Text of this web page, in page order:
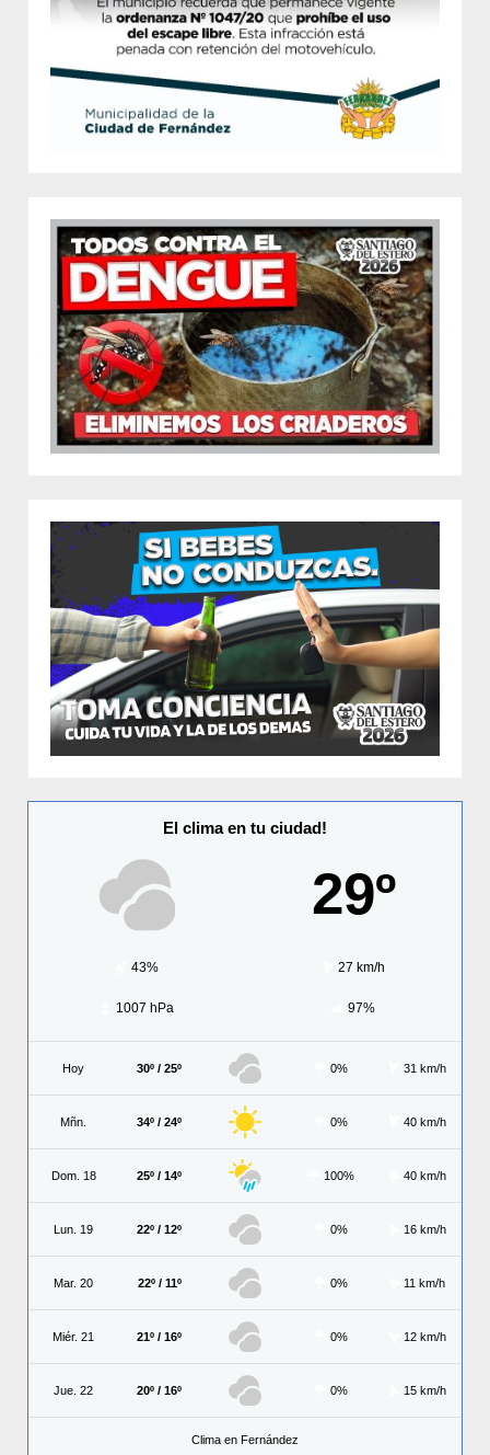
El clima en tu ciudad!
29º
43% 27 km/h
1007 hPa 97%
Hoy 30º / 25º 0% 31 km/h
Mñn. 34º / 24º 0% 40 km/h
Dom. 18 25º / 14º 100% 40 km/h
Lun. 19 22º / 12º 0% 16 km/h
Mar. 20 22º / 11º 0% 11 km/h
Miér. 21 21º / 16º 0% 12 km/h
Jue. 22 20º / 16º 0% 15 km/h
Clima en Fernández